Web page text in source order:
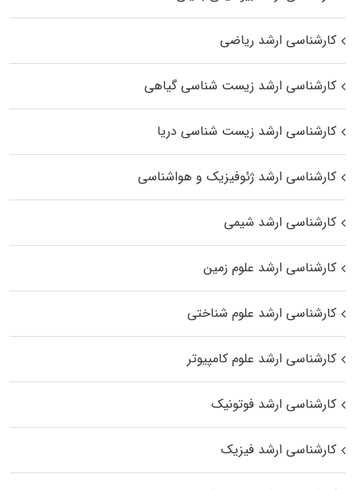
کارشناسی ارشد ریاضی
کارشناسی ارشد زیست‌ شناسی گیاهی
کارشناسی ارشد زیست‌ شناسی دریا
کارشناسی ارشد ژئوفیزیک و هواشناسی
کارشناسی ارشد شیمی
کارشناسی ارشد علوم زمین
کارشناسی ارشد علوم شناختی
کارشناسی ارشد علوم کامپیوتر
کارشناسی ارشد فوتونیک
کارشناسی ارشد فیزیک